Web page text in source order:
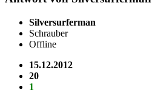
Silversurferman
Schrauber
Offline
15.12.2012
20
1